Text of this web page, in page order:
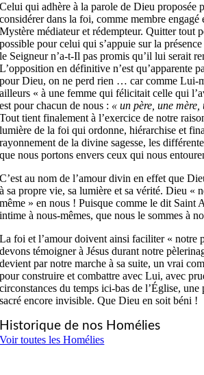
Celui qui adhère à la parole de Dieu proposée
considérer dans la foi, comme membre engagé
Mystère médiateur et rédempteur. Quitter tout
possible pour celui qui s’appuie sur la
le Seigneur n’a-t-Il pas promis qu’il lui serait
L’opposition en définitive n’est qu’apparente
pour Dieu, on ne perd rien … car comme Lui-
ailleurs « à une femme qui félicitait celle qui
est pour chacun de nous : « un père, une
Tout tient finalement à l’exercice de notre
lumière de la foi qui ordonne, hiérarchise et
rayonnement de la divine sagesse, les
que nous portons envers ceux qui nous
C’est au nom de l’amour divin en effet que
à sa propre vie, sa lumière et sa vérité. Dieu «
même » en nous ! Puisque comme le dit Saint
intime à nous-mêmes, que nous le sommes à
La foi et l’amour doivent ainsi faciliter « notre
devons témoigner à Jésus durant notre
devient par notre marche à sa suite, un vrai
pour construire et combattre avec Lui, avec
circonstances du temps ici-bas de l’Église,
sacré encore invisible. Que Dieu en soit béni !
Historique de nos Homélies
Voir toutes les Homélies